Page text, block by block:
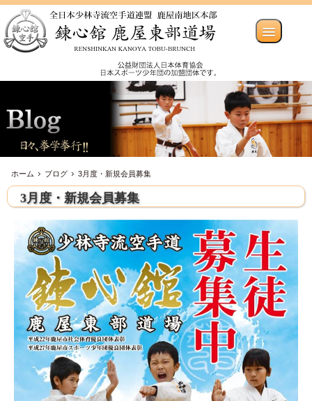
ホーム ブログ 3月度・新規会員募集
3月度・新規会員募集